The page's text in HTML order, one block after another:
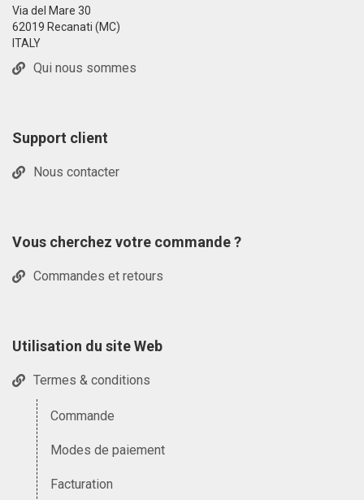
Via del Mare 30
62019 Recanati (MC)
ITALY
Qui nous sommes
Support client
Nous contacter
Vous cherchez votre commande ?
Commandes et retours
Utilisation du site Web
Termes & conditions
Commande
Modes de paiement
Facturation